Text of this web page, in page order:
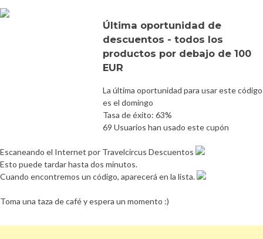
Última oportunidad de
descuentos - todos los
productos por debajo de 100
EUR
La última oportunidad para usar este código
es el domingo
Tasa de éxito: 63%
69 Usuarios han usado este cupón
Escaneando el Internet por Travelcircus Descuentos
Esto puede tardar hasta dos minutos.
Cuando encontremos un código, aparecerá en la lista.
Toma una taza de café y espera un momento :)